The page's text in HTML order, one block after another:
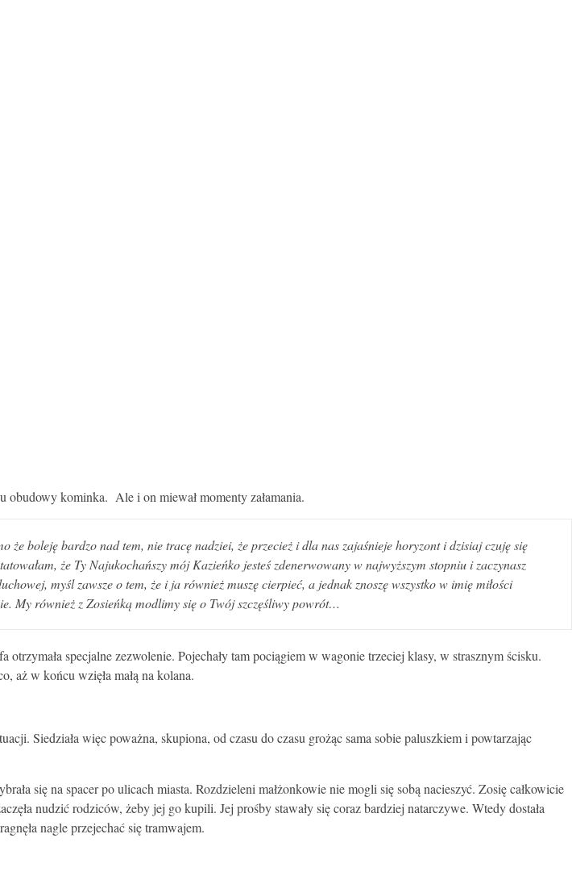
kominka. Ale i on miewał momenty załamania.
że boleję bardzo nad tem, nie tracę nadziei, że przecież i dla nas zajaśnieje horyzont i dzisiaj czuję się
że Ty Najukochańszy mój Kazieńko jesteś zdenerwowany w najwyższym stopniu i zaczynasz
myśl zawsze o tem, że i ja również muszę cierpieć, a jednak znoszę wszystko w imię miłości
My również z Zosieńką modlimy się o Twój szczęśliwy powrót…
specjalne zezwolenie. Pojechały tam pociągiem w wagonie trzeciej klasy, w strasznym ścisku.
aż w końcu wzięła małą na kolana.
Siedziała więc poważna, skupiona, od czasu do czasu grożąc sama sobie paluszkiem i powtarzając
się na spacer po ulicach miasta. Rozdzieleni małżonkowie nie mogli się sobą nacieszyć. Zosię całkowicie
nudzić rodziców, żeby jej go kupili. Jej prośby stawały się coraz bardziej natarczywe. Wtedy dostała
nagle przejechać się tramwajem.